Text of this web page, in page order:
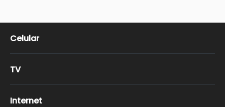
Celular
TV
Internet